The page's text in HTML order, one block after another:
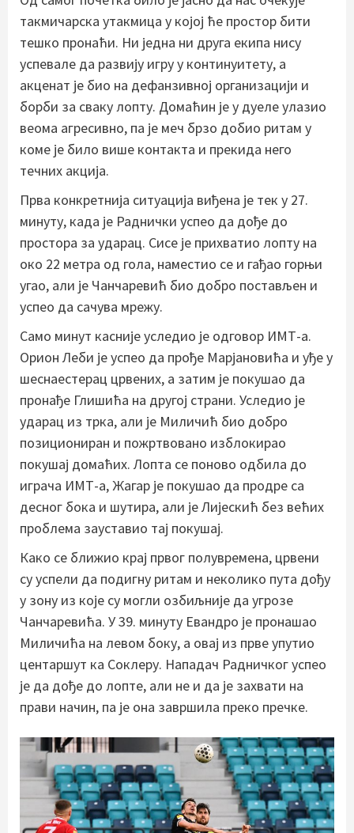
такмичарска утакмица у којој ће простор бити
тешко пронаћи. Ни једна ни друга екипа нису
успевале да развију игру у континуитету, а
акценат је био на дефанзивној организацији и
борби за сваку лопту. Домаћин је у дуеле улазио
веома агресивно, па је меч брзо добио ритам у
коме је било више контакта и прекида него
течних акција.
Прва конкретнија ситуација виђена је тек у 27.
минуту, када је Раднички успео да дође до
простора за ударац. Сисе је прихватио лопту на
око 22 метра од гола, наместио се и гађао горњи
угао, али је Чанчаревић био добро постављен и
успео да сачува мрежу.
Само минут касније уследио је одговор ИМТ-а.
Орион Леби је успео да прође Марјановића и уђе у
шеснаестерац црвених, а затим је покушао да
пронађе Глишића на другој страни. Уследио је
ударац из трка, али је Миличић био добро
позициониран и пожртвовано изблокирао
покушај домаћих. Лопта се поново одбила до
играча ИМТ-а, Жагар је покушао да продре са
десног бока и шутира, али је Лијескић без већих
проблема зауставио тај покушај.
Како се ближио крај првог полувремена, црвени
су успели да подигну ритам и неколико пута дођу
у зону из које су могли озбиљније да угрозе
Чанчаревића. У 39. минуту Евандро је пронашао
Миличића на левом боку, а овај из прве упутио
центаршут ка Соклеру. Нападач Радничког успео
је да дође до лопте, али не и да је захвати на
прави начин, па је она завршила преко пречке.